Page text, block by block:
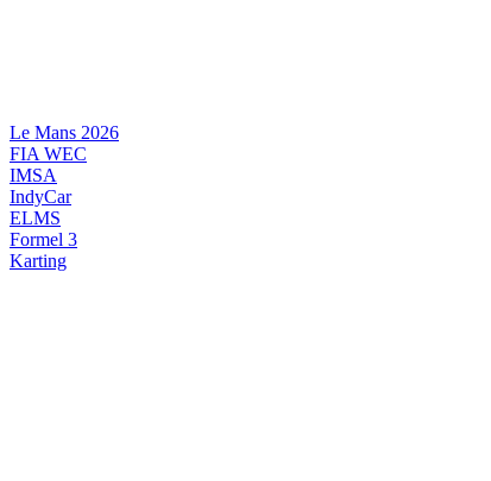
Le Mans 2026
FIA WEC
IMSA
IndyCar
ELMS
Formel 3
Karting